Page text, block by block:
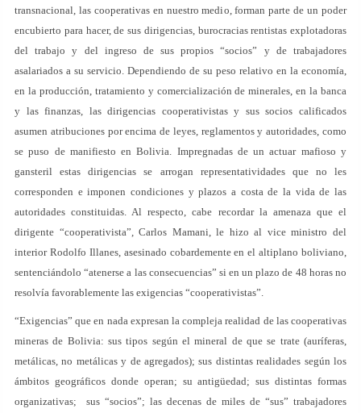
transnacional, las cooperativas en nuestro medio, forman parte de un poder
encubierto para hacer, de sus dirigencias, burocracias rentistas explotadoras
del trabajo y del ingreso de sus propios “socios” y de trabajadores
asalariados a su servicio. Dependiendo de su peso relativo en la economía,
en la producción, tratamiento y comercialización de minerales, en la banca
y las finanzas, las dirigencias cooperativistas y sus socios calificados
asumen atribuciones por encima de leyes, reglamentos y autoridades, como
se puso de manifiesto en Bolivia. Impregnadas de un actuar mafioso y
gansteril estas dirigencias se arrogan representatividades que no les
corresponden e imponen condiciones y plazos a costa de la vida de las
autoridades constituidas. Al respecto, cabe recordar la amenaza que el
dirigente “cooperativista”, Carlos Mamani, le hizo al vice ministro del
interior Rodolfo Illanes, asesinado cobardemente en el altiplano boliviano,
sentenciándolo “atenerse a las consecuencias” si en un plazo de 48 horas no
resolvía favorablemente las exigencias “cooperativistas”.
“Exigencias” que en nada expresan la compleja realidad de las cooperativas
mineras de Bolivia: sus tipos según el mineral de que se trate (auríferas,
metálicas, no metálicas y de agregados); sus distintas realidades según los
ámbitos geográficos donde operan; su antigüedad; sus distintas formas
organizativas; sus “socios”; las decenas de miles de “sus” trabajadores